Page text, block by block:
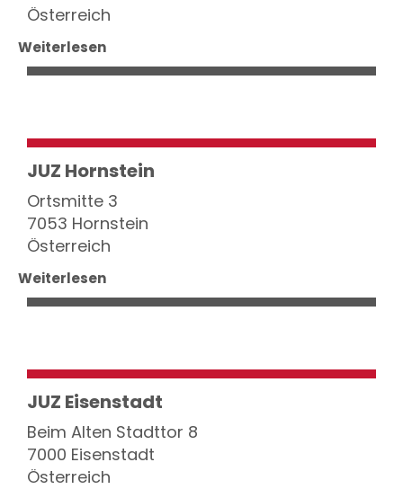
Österreich
Weiterlesen
JUZ Hornstein
Ortsmitte 3
7053 Hornstein
Österreich
Weiterlesen
JUZ Eisenstadt
Beim Alten Stadttor 8
7000 Eisenstadt
Österreich